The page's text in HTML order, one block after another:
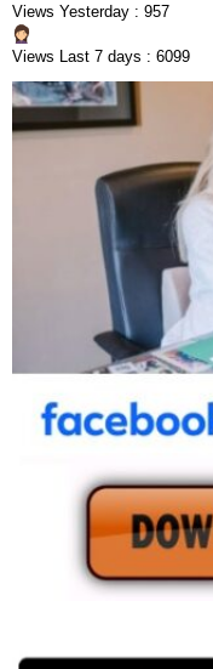
Views Yesterday : 957
Views Last 7 days : 6099